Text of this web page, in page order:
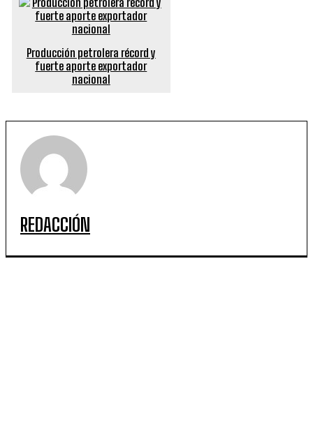
Producción petrolera récord y
fuerte aporte exportador
nacional
REDACCIÓN